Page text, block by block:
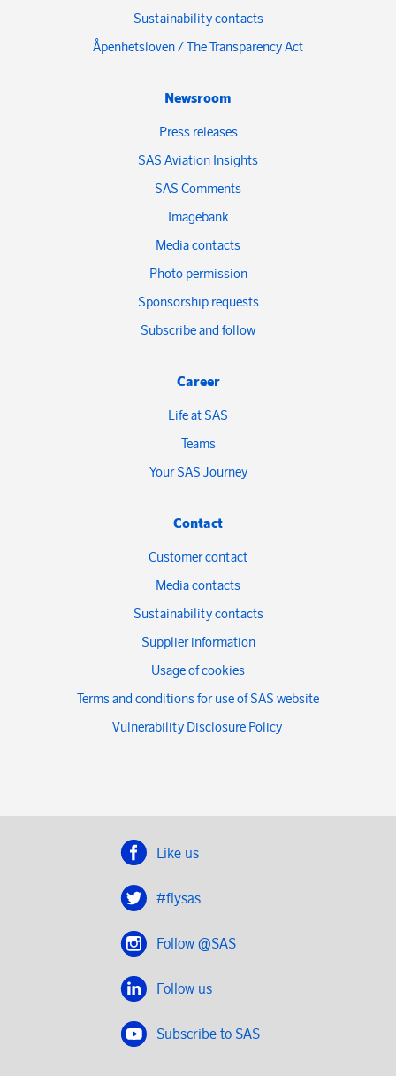
Sustainability contacts
Åpenhetsloven / The Transparency Act
Newsroom
Press releases
SAS Aviation Insights
SAS Comments
Imagebank
Media contacts
Photo permission
Sponsorship requests
Subscribe and follow
Career
Life at SAS
Teams
Your SAS Journey
Contact
Customer contact
Media contacts
Sustainability contacts
Supplier information
Usage of cookies
Terms and conditions for use of SAS website
Vulnerability Disclosure Policy
Like us
#flysas
Follow @SAS
Follow us
Subscribe to SAS